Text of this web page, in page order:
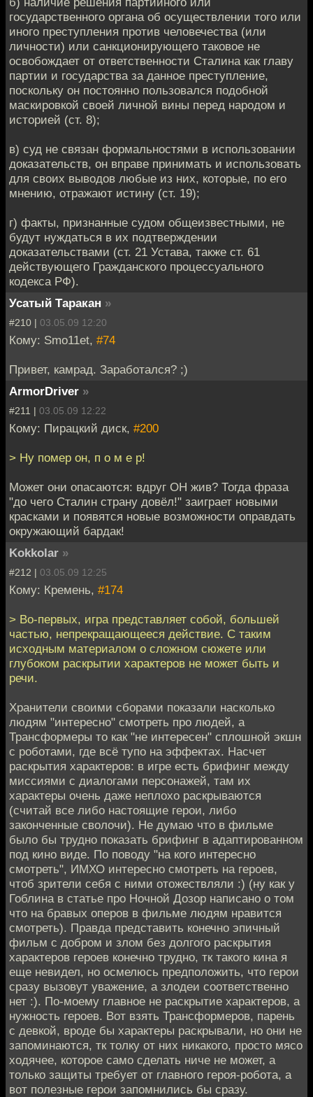
государственного органа об осуществлении того или
иного преступления против человечества (или
личности) или санкционирующего таковое не
освобождает от ответственности Сталина как главу
партии и государства за данное преступление,
поскольку он постоянно пользовался подобной
маскировкой своей личной вины перед народом и
историей (ст. 8);
в) суд не связан формальностями в использовании
доказательств, он вправе принимать и использовать
для своих выводов любые из них, которые, по его
мнению, отражают истину (ст. 19);
г) факты, признанные судом общеизвестными, не
будут нуждаться в их подтверждении
доказательствами (ст. 21 Устава, также ст. 61
действующего Гражданского процессуального
кодекса РФ).
Усатый Таракан »
#210 | 03.05.09 12:20
Кому: Smo11et, #74
Привет, камрад. Заработался? ;)
ArmorDriver »
#211 | 03.05.09 12:22
Кому: Пирацкий диск, #200
> Ну помер он, п о м е р!
Может они опасаются: вдруг ОН жив? Тогда фраза
"до чего Сталин страну довёл!" заиграет новыми
красками и появятся новые возможности оправдать
окружающий бардак!
Kokkolar »
#212 | 03.05.09 12:25
Кому: Кремень, #174
> Во-первых, игра представляет собой, большей
частью, непрекращающееся действие. С таким
исходным материалом о сложном сюжете или
глубоком раскрытии характеров не может быть и
речи.
Хранители своими сборами показали насколько
людям "интересно" смотреть про людей, а
Трансформеры то как "не интересен" сплошной экшн
с роботами, где всё тупо на эффектах. Насчет
раскрытия характеров: в игре есть брифинг между
миссиями с диалогами персонажей, там их
характеры очень даже неплохо раскрываются
(считай все либо настоящие герои, либо
законченные сволочи). Не думаю что в фильме
было бы трудно показать брифинг в адаптированном
под кино виде. По поводу "на кого интересно
смотреть", ИМХО интересно смотреть на героев,
чтоб зрители себя с ними отожествляли :) (ну как у
Гоблина в статье про Ночной Дозор написано о том
что на бравых оперов в фильме людям нравится
смотреть). Правда представить конечно эпичный
фильм с добром и злом без долгого раскрытия
характеров героев конечно трудно, тк такого кина я
еще невидел, но осмелюсь предположить, что герои
сразу вызовут уважение, а злодеи соответственно
нет :). По-моему главное не раскрытие характеров, а
нужность героев. Вот взять Трансформеров, парень
с девкой, вроде бы характеры раскрывали, но они не
запоминаются, тк толку от них никакого, просто мясо
ходячее, которое само сделать ниче не может, а
только защиты требует от главного героя-робота, а
вот полезные герои запомнились бы сразу.